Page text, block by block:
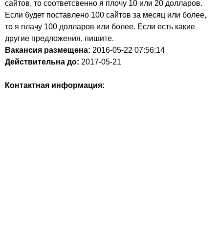
сайтов, то соответсвенно я плочу 10 или 20 долларов.
Если будет поставлено 100 сайтов за месяц или более,
то я плачу 100 долларов или более. Если есть какие
другие предложения, пишите.
Вакансия размещена: 2016-05-22 07:56:14
Действительна до: 2017-05-21
Контактная информация: